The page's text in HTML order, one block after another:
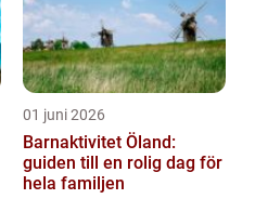
01 juni 2026
Barnaktivitet Öland:
guiden till en rolig dag för
hela familjen